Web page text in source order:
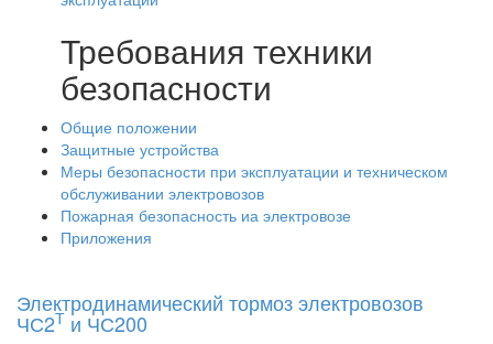
Требования техники
безопасности
Общие положении
Защитные устройства
Меры безопасности при эксплуатации и техническом
обслуживании электровозов
Пожарная безопасность иа электровозе
Приложения
Электродинамический тормоз электровозов
ЧС2Т и ЧС200